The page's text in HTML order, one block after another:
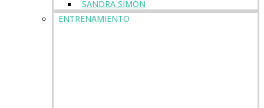
SANDRA SIMÓN
ENTRENAMIENTO